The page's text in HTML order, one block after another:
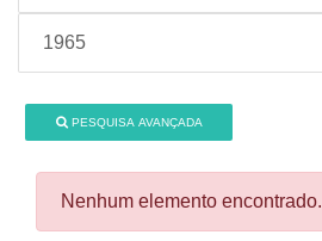
1965
PESQUISA AVANÇADA
Nenhum elemento encontrado.